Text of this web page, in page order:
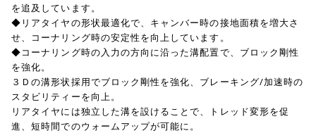
を追及しています。
◆リアタイヤの形状最適化で、キャンバー時の接地面積を増大さ
せ、コーナリング時の安定性を向上しています。
◆コーナリング時の入力の方向に沿った溝配置で、ブロック剛性
を強化。
３Ｄの溝形状採用でブロック剛性を強化、ブレーキング/加速時の
スタビリティーを向上。
リアタイヤには独立した溝を設けることで、トレッド変形を促
進、短時間でのウォームアップが可能に。